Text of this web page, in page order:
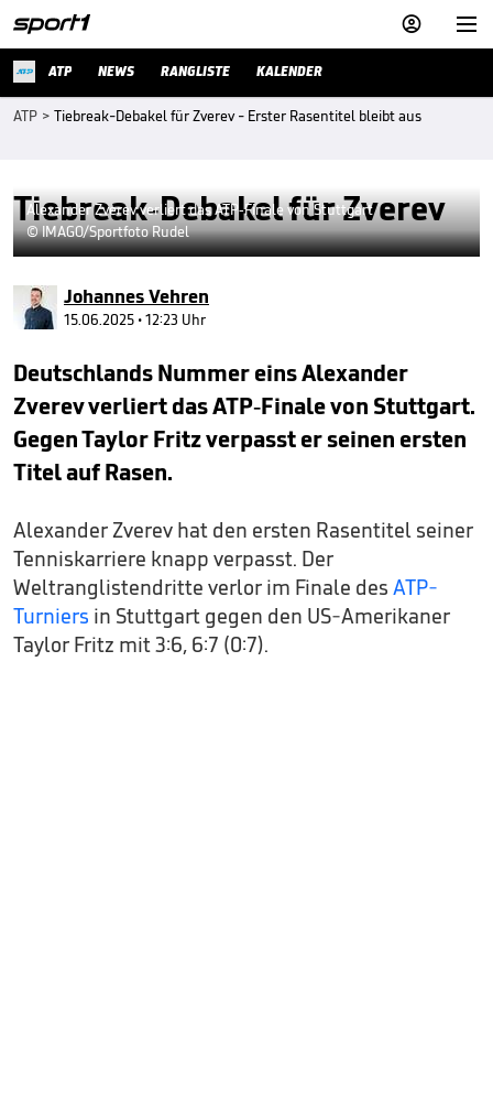


ATP NEWS RANGLISTE KALENDER
ATP > Tiebreak-Debakel für Zverev - Erster Rasentitel bleibt aus
Tiebreak-Debakel für Zverev
Alexander Zverev verliert das ATP-Finale von Stuttgart
© IMAGO/Sportfoto Rudel
Johannes Vehren
15.06.2025 • 12:23 Uhr
Deutschlands Nummer eins Alexander
Zverev verliert das ATP-Finale von Stuttgart.
Gegen Taylor Fritz verpasst er seinen ersten
Titel auf Rasen.
Alexander Zverev hat den ersten Rasentitel seiner
Tenniskarriere knapp verpasst. Der
Weltranglistendritte verlor im Finale des ATP-
Turniers in Stuttgart gegen den US-Amerikaner
Taylor Fritz mit 3:6, 6:7 (0:7).